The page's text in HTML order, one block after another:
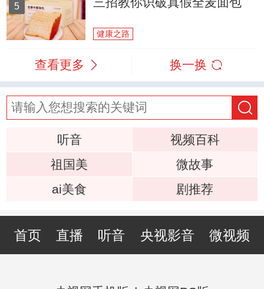
5
健康之路
查看更多 换一换
听音
视频百科
祖国美
微故事
ai美食
剧推荐
首页 直播 听音 央视影音 微视频